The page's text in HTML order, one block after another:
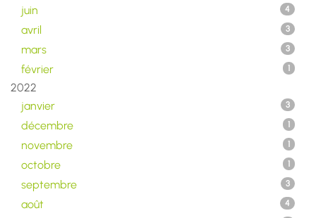
juin 4
avril 3
mars 3
février 1
2022
janvier
3
décembre 1
novembre 1
octobre 1
septembre 3
août 4